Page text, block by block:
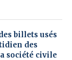
billets usés
des
société civile